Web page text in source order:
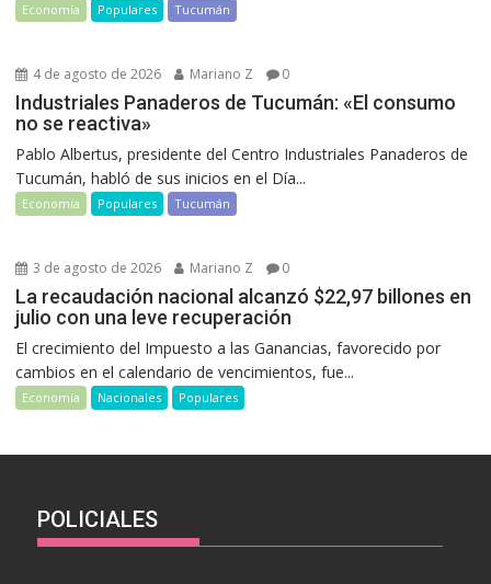
Economía Populares Tucumán
4 de agosto de 2026 Mariano Z 0
Industriales Panaderos de Tucumán: «El consumo
no se reactiva»
Pablo Albertus, presidente del Centro Industriales Panaderos de
Tucumán, habló de sus inicios en el Día...
Economía Populares Tucumán
3 de agosto de 2026 Mariano Z 0
La recaudación nacional alcanzó $22,97 billones en
julio con una leve recuperación
El crecimiento del Impuesto a las Ganancias, favorecido por
cambios en el calendario de vencimientos, fue...
Economía Nacionales Populares
POLICIALES